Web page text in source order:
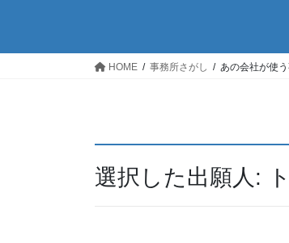
HOME 事務所さがし あの会社が使
選択した出願人: